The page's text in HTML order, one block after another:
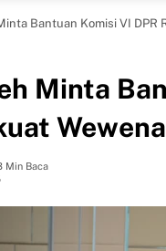
Bantuan Komisi VI DPR
Minta
Min Baca